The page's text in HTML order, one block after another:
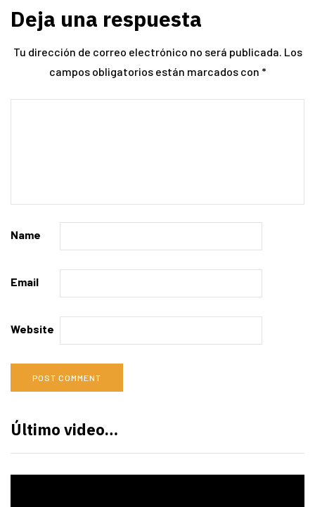
Deja una respuesta
Tu dirección de correo electrónico no será publicada. Los
campos obligatorios están marcados con *
Name
Email
Website
Último video…